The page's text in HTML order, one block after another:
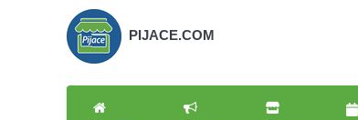
PIJACE.COM